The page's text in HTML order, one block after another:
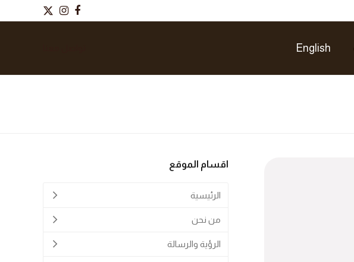
Facebook
Instagram
Twitter
English
اقسام الموقع
الرئيسية
من نحن
الرؤية والرسالة